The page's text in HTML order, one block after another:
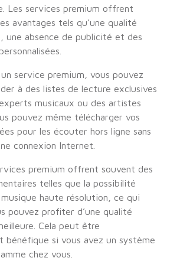
Les services premium offrent
avantages tels qu’une qualité
une absence de publicité et des
service premium, vous pouvez
à des listes de lecture exclusives
musicaux ou des artistes
pouvez même télécharger vos
pour les écouter hors ligne sans
connexion Internet.
premium offrent souvent des
telles que la possibilité
haute résolution, ce qui
pouvez profiter d’une qualité
Cela peut être
bénéfique si vous avez un système
chez vous.